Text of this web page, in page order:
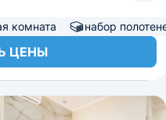
комната набор
ЦЕНЫ